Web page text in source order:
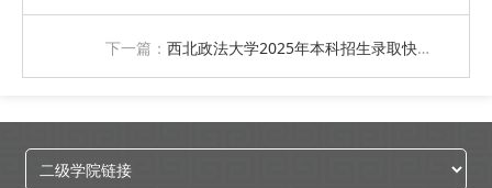
下一篇： 西北政法大学2025年本科招生录取快讯（七）